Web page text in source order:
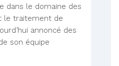
dans le domaine des
le traitement de
annoncé des
son équipe